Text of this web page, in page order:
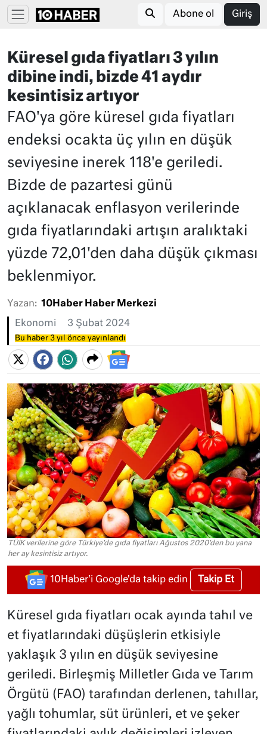
Abone ol Giriş
Küresel gıda fiyatları 3 yılın
dibine indi, bizde 41 aydır
kesintisiz artıyor
FAO'ya göre küresel gıda fiyatları
endeksi ocakta üç yılın en düşük
seviyesine inerek 118'e geriledi.
Bizde de pazartesi günü
açıklanacak enflasyon verilerinde
gıda fiyatlarındaki artışın aralıktaki
yüzde 72,01'den daha düşük çıkması
beklenmiyor.
Yazan: 10Haber Haber Merkezi
Ekonomi 3 Şubat 2024
Bu haber 3 yıl önce yayınlandı
TÜİK verilerine göre Türkiye'de gıda fiyatları Ağustos 2020'den bu yana
her ay kesintisiz artıyor.
10Haber'i Google'da takip edin Takip Et
Küresel gıda fiyatları ocak ayında tahıl ve
et fiyatlarındaki düşüşlerin etkisiyle
yaklaşık 3 yılın en düşük seviyesine
geriledi. Birleşmiş Milletler Gıda ve Tarım
Örgütü (FAO) tarafından derlenen, tahıllar,
yağlı tohumlar, süt ürünleri, et ve şeker